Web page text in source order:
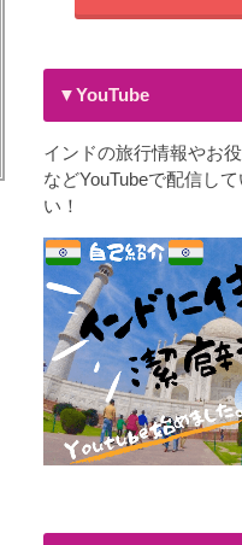
▼YouTube
インドの旅行情報やお
などYouTubeで配信し
い！